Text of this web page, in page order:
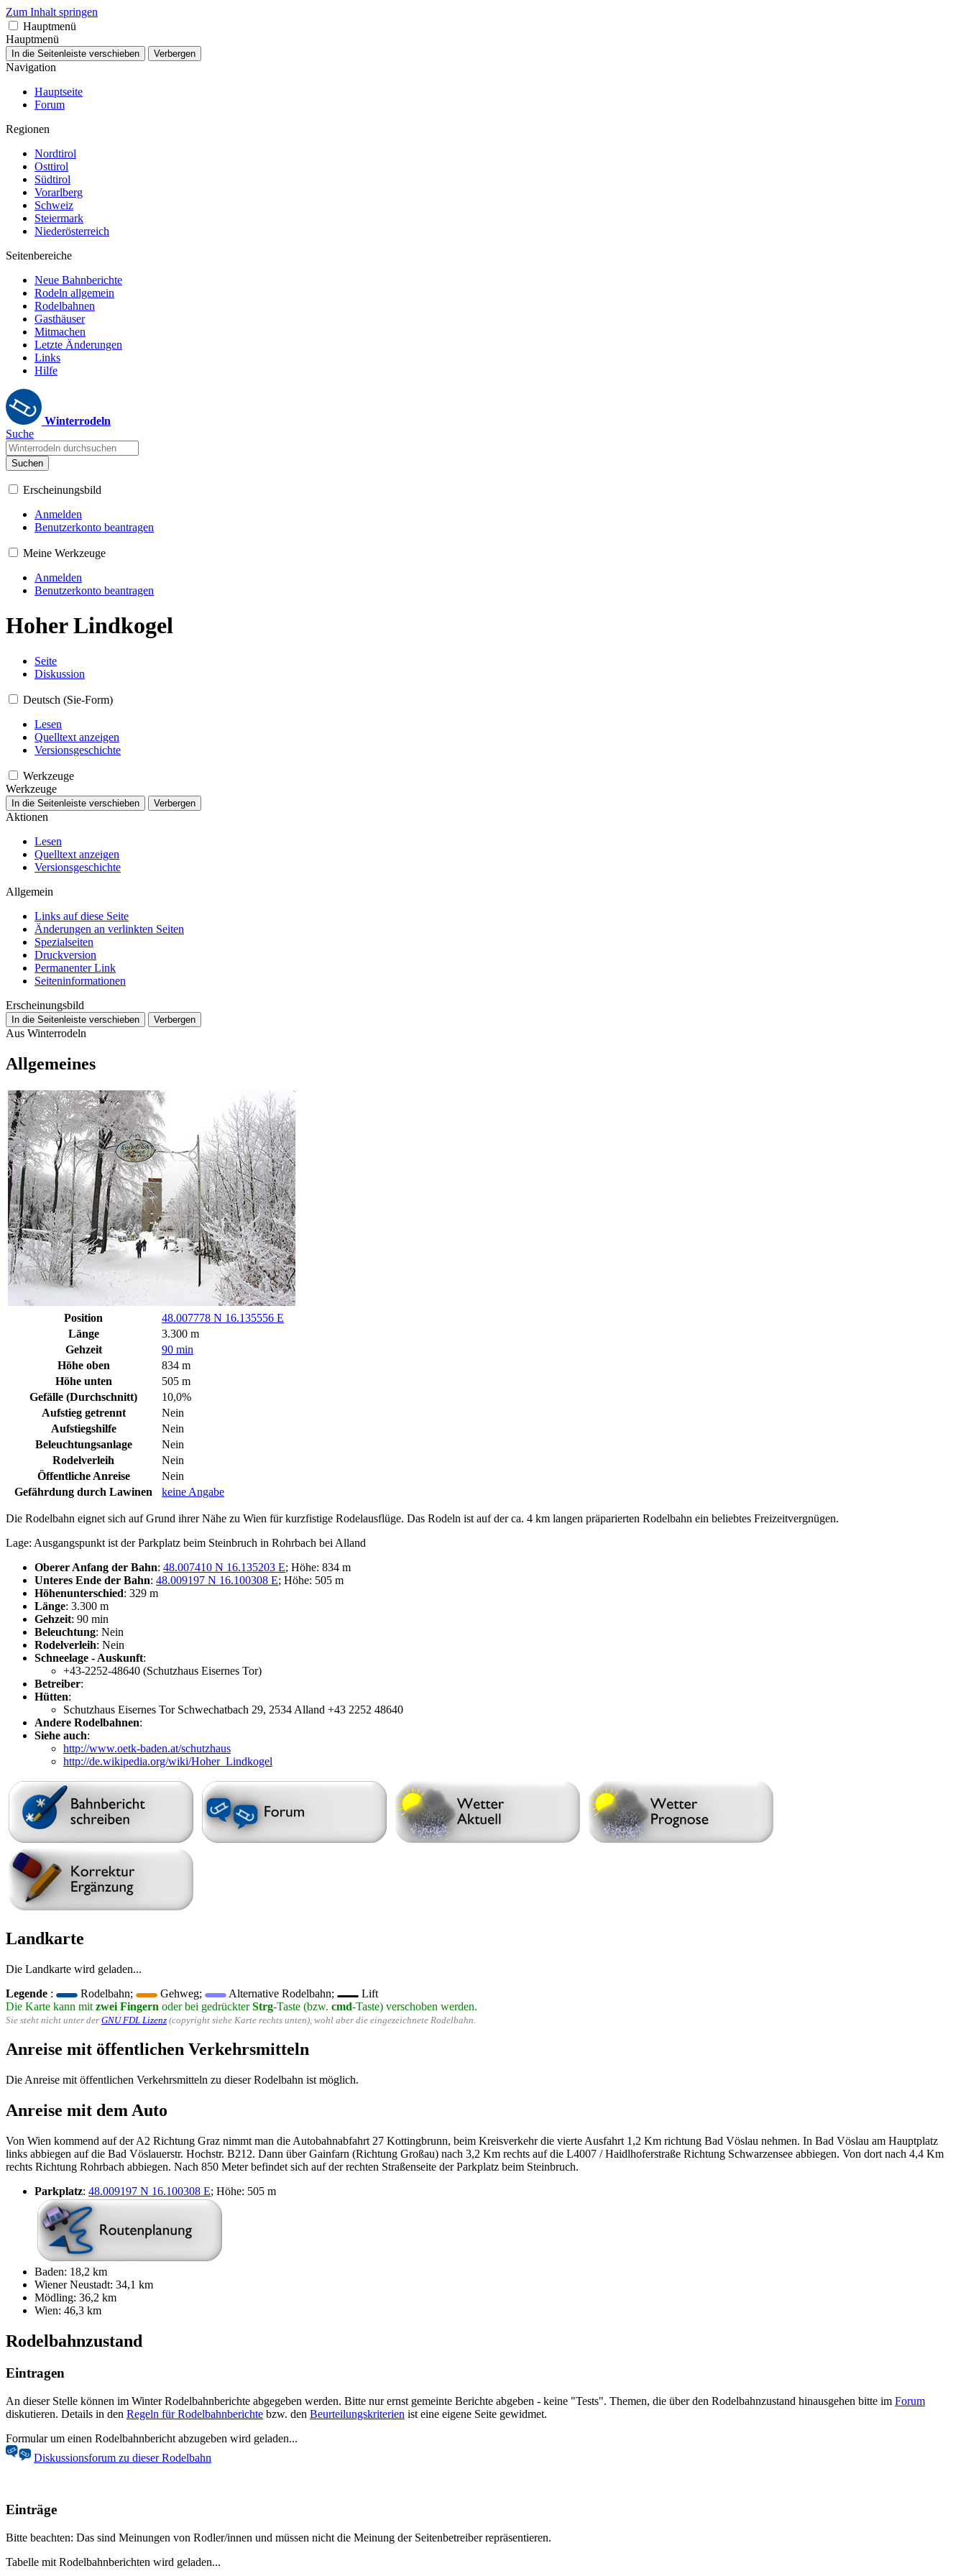
Zum Inhalt springen
Hauptmenü
Hauptmenü
In die Seitenleiste verschieben Verbergen
Navigation
Hauptseite
Forum
Regionen
Nordtirol
Osttirol
Südtirol
Vorarlberg
Schweiz
Steiermark
Niederösterreich
Seitenbereiche
Neue Bahnberichte
Rodeln allgemein
Rodelbahnen
Gasthäuser
Mitmachen
Letzte Änderungen
Links
Hilfe
Winterrodeln
Suche
Suchen
Erscheinungsbild
Anmelden
Benutzerkonto beantragen
Meine Werkzeuge
Anmelden
Benutzerkonto beantragen
Hoher Lindkogel
Seite
Diskussion
Deutsch (Sie-Form)
Lesen
Quelltext anzeigen
Versionsgeschichte
Werkzeuge
Werkzeuge
In die Seitenleiste verschieben Verbergen
Aktionen
Lesen
Quelltext anzeigen
Versionsgeschichte
Allgemein
Links auf diese Seite
Änderungen an verlinkten Seiten
Spezialseiten
Druckversion
Permanenter Link
Seiten­­informationen
Erscheinungsbild
In die Seitenleiste verschieben Verbergen
Aus Winterrodeln
Allgemeines
Position
48.007778 N 16.135556 E
Länge
3.300 m
Gehzeit
90 min
Höhe oben
834 m
Höhe unten
505 m
Gefälle (Durchschnitt)
10,0%
Aufstieg getrennt
Nein
Aufstiegshilfe
Nein
Beleuchtungsanlage
Nein
Rodelverleih
Nein
Öffentliche Anreise
Nein
Gefährdung durch Lawinen
keine Angabe
Die Rodelbahn eignet sich auf Grund ihrer Nähe zu Wien für kurzfistige Rodelausflüge. Das Rodeln ist auf der ca. 4 km langen präparierten Rodelbahn ein beliebtes Freizeitvergnügen.
Lage: Ausgangspunkt ist der Parkplatz beim Steinbruch in Rohrbach bei Alland
Oberer Anfang der Bahn: 48.007410 N 16.135203 E; Höhe: 834 m
Unteres Ende der Bahn: 48.009197 N 16.100308 E; Höhe: 505 m
Höhenunterschied: 329 m
Länge: 3.300 m
Gehzeit: 90 min
Beleuchtung: Nein
Rodelverleih: Nein
Schneelage - Auskunft:
+43-2252-48640 (Schutzhaus Eisernes Tor)
Betreiber:
Hütten:
Schutzhaus Eisernes Tor Schwechatbach 29, 2534 Alland +43 2252 48640
Andere Rodelbahnen:
Siehe auch:
http://www.oetk-baden.at/schutzhaus
http://de.wikipedia.org/wiki/Hoher_Lindkogel
Landkarte
Die Landkarte wird geladen...
Legende : Rodelbahn; Gehweg; Alternative Rodelbahn;
Lift
Die Karte kann mit zwei Fingern oder bei gedrückterStrg-Taste (bzw. cmd-Taste) verschoben werden.
Sie steht nicht unter der GNU FDL Lizenz (copyright siehe Karte rechts unten), wohl aber die eingezeichnete Rodelbahn.
Anreise mit öffentlichen Verkehrsmitteln
Die Anreise mit öffentlichen Verkehrsmitteln zu dieser Rodelbahn ist möglich.
Anreise mit dem Auto
Von Wien kommend auf der A2 Richtung Graz nimmt man die Autobahnabfahrt 27 Kottingbrunn, beim Kreisverkehr die vierte Ausfahrt 1,2 Km richtung Bad Vöslau nehmen. In Bad Vöslau am Hauptplatz
links abbiegen auf die Bad Vöslauerstr. Hochstr. B212. Dann über Gainfarn (Richtung Großau) nach 3,2 Km rechts auf die L4007 / Haidlhoferstraße Richtung Schwarzensee abbiegen. Von dort nach 4,4 Km
rechts Richtung Rohrbach abbiegen. Nach 850 Meter befindet sich auf der rechten Straßenseite der Parkplatz beim Steinbruch.
Parkplatz: 48.009197 N 16.100308 E; Höhe: 505 m
Baden: 18,2 km
Wiener Neustadt: 34,1 km
Mödling: 36,2 km
Wien: 46,3 km
Rodelbahnzustand
Eintragen
An dieser Stelle können im Winter Rodelbahnberichte abgegeben werden. Bitte nur ernst gemeinte Berichte abgeben - keine "Tests". Themen, die über den Rodelbahnzustand hinausgehen bitte im Forum
diskutieren. Details in den Regeln für Rodelbahnberichte bzw. den Beurteilungskriterien ist eine eigene Seite gewidmet.
Formular um einen Rodelbahnbericht abzugeben wird geladen...
Diskussionsforum zu dieser Rodelbahn
Einträge
Bitte beachten: Das sind Meinungen von Rodler/innen und müssen nicht die Meinung der Seitenbetreiber repräsentieren.
Tabelle mit Rodelbahnberichten wird geladen...